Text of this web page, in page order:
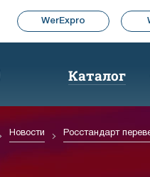
WerExpro
Каталог
Новости Росстандарт